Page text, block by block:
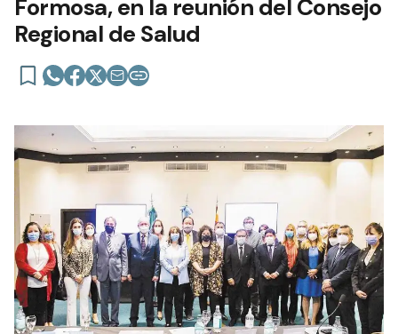
Formosa, en la reunión del Consejo
Regional de Salud